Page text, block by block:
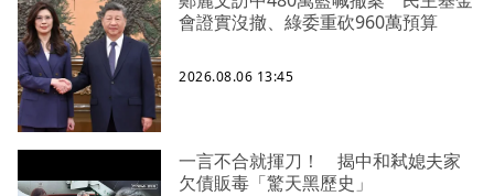
會證實沒撤、綠委重砍960萬預算
2026.08.06 13:45
一言不合就揮刀！ 揭中和弒媳夫家
欠債販毒「驚天黑歷史」